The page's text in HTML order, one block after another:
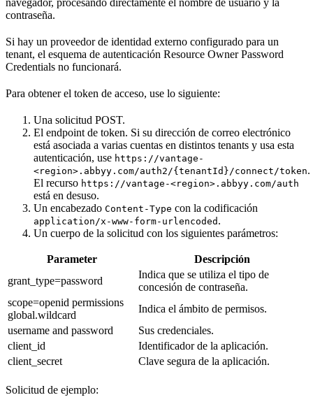
contraseña.
Si hay un proveedor de identidad externo configurado para un
tenant, el esquema de autenticación Resource Owner Password
Credentials no funcionará.
Para obtener el token de acceso, use lo siguiente:
Una solicitud POST.
El endpoint de token. Si su dirección de correo electrónico
está asociada a varias cuentas en distintos tenants y usa esta
autenticación, use https://vantage-
<region>.abbyy.com/auth2/{tenantId}/connect/token.
El recurso https://vantage-<region>.abbyy.com/auth
está en desuso.
Un encabezado Content-Type con la codificación
application/x-www-form-urlencoded .
Un cuerpo de la solicitud con los siguientes parámetros:
Parameter
Descripción
grant_type=password
Indica que se utiliza el tipo de
concesión de contraseña.
scope=openid permissions
global.wildcard
Indica el ámbito de permisos.
username and password
Sus credenciales.
client_id
Identificador de la aplicación.
client_secret
Clave segura de la aplicación.
Solicitud de ejemplo: